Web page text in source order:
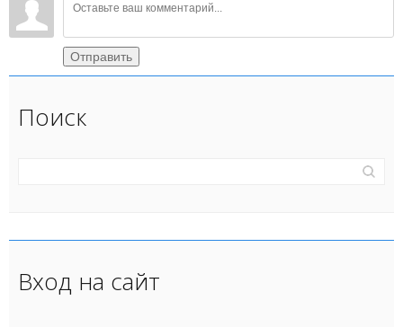
Отправить
Поиск
Вход на сайт